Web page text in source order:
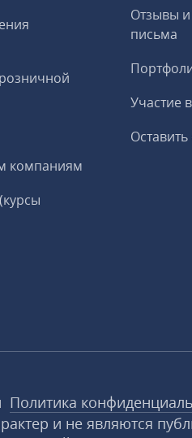
компаниям
Отзывы и
письма
Участие
Политика
и не являются